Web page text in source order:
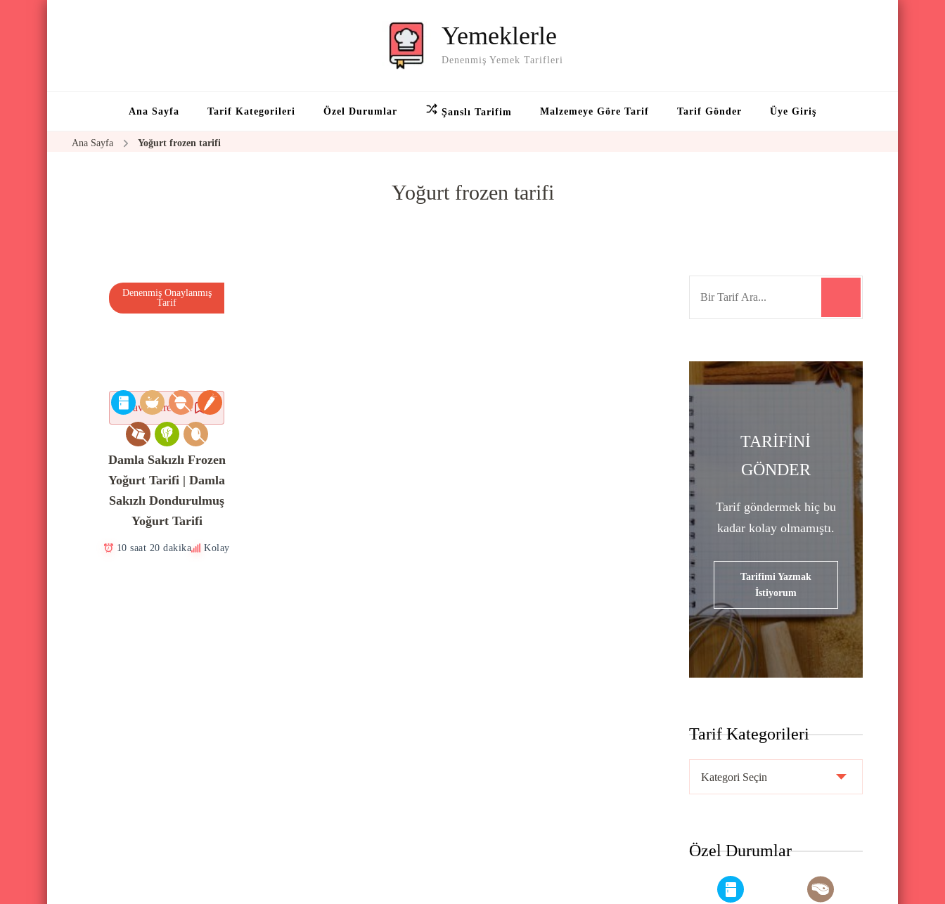
Yemeklerle
Denenmiş Yemek Tarifleri
Ana Sayfa Tarif Kategorileri Özel Durumlar Şanslı Tarifim Malzemeye Göre Tarif Tarif Gönder Üye Giriş
Ana Sayfa Yoğurt frozen tarifi
Yoğurt frozen tarifi
Favorilere ekle
Denenmiş Onaylanmış
Tarif
Damla Sakızlı Frozen
Yoğurt Tarifi | Damla
Sakızlı Dondurulmuş
Yoğurt Tarifi
10 saat 20 dakika Kolay
f
o
r
:
TARİFİNİ
GÖNDER
Tarif göndermek hiç bu
kadar kolay olmamıştı.
Tarifimi Yazmak
İstiyorum
Tarif Kategorileri
a
f
Özel Durumlar